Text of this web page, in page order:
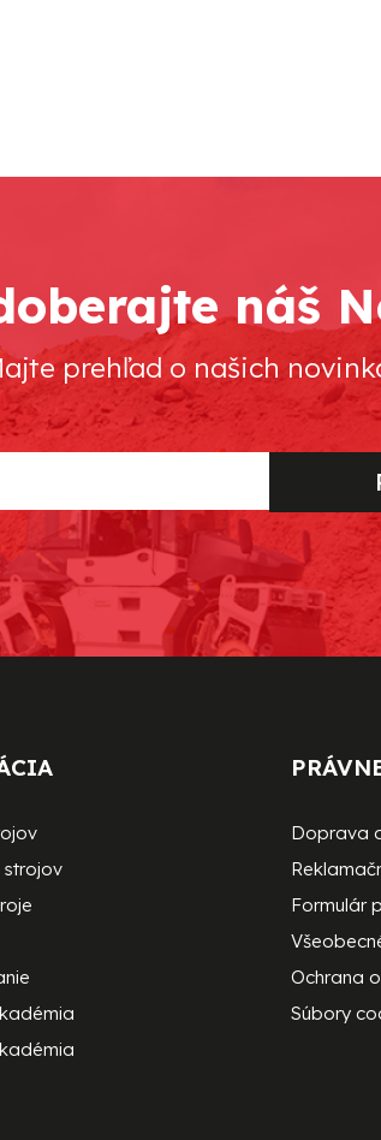
náš
prehľad o našich
strojov
Doprava
Formulár
Ochrana
Súbory